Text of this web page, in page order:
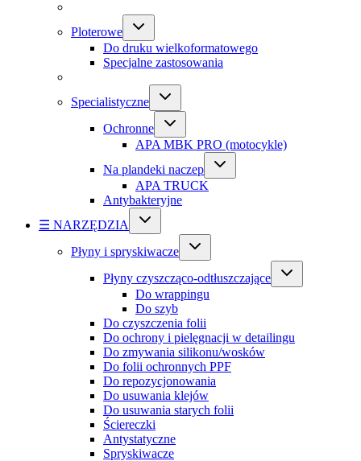
Ploterowe
Do druku wielkoformatowego
Specjalne zastosowania
Specialistyczne
Ochronne
APA MBK PRO (motocykle)
Na plandeki naczep
APA TRUCK
Antybakteryjne
☰ NARZĘDZIA
Płyny i spryskiwacze
Płyny czyszcząco-odtłuszczające
Do wrappingu
Do szyb
Do czyszczenia folii
Do ochrony i pielęgnacji w detailingu
Do zmywania silikonu/wosków
Do folii ochronnych PPF
Do repozycjonowania
Do usuwania klejów
Do usuwania starych folii
Ściereczki
Antystatyczne
Spryskiwacze